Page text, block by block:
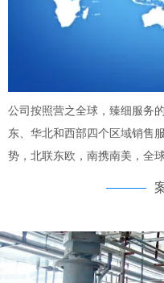
公司按照营之全球，臻细服务
东、华北和西部四个区域销售
势，北联东欧，南携南美，全